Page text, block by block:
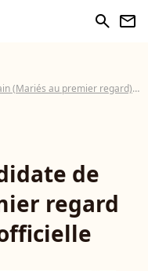
search newsletter
premier regard), le flirt: la prod' sort du silence
de
regard